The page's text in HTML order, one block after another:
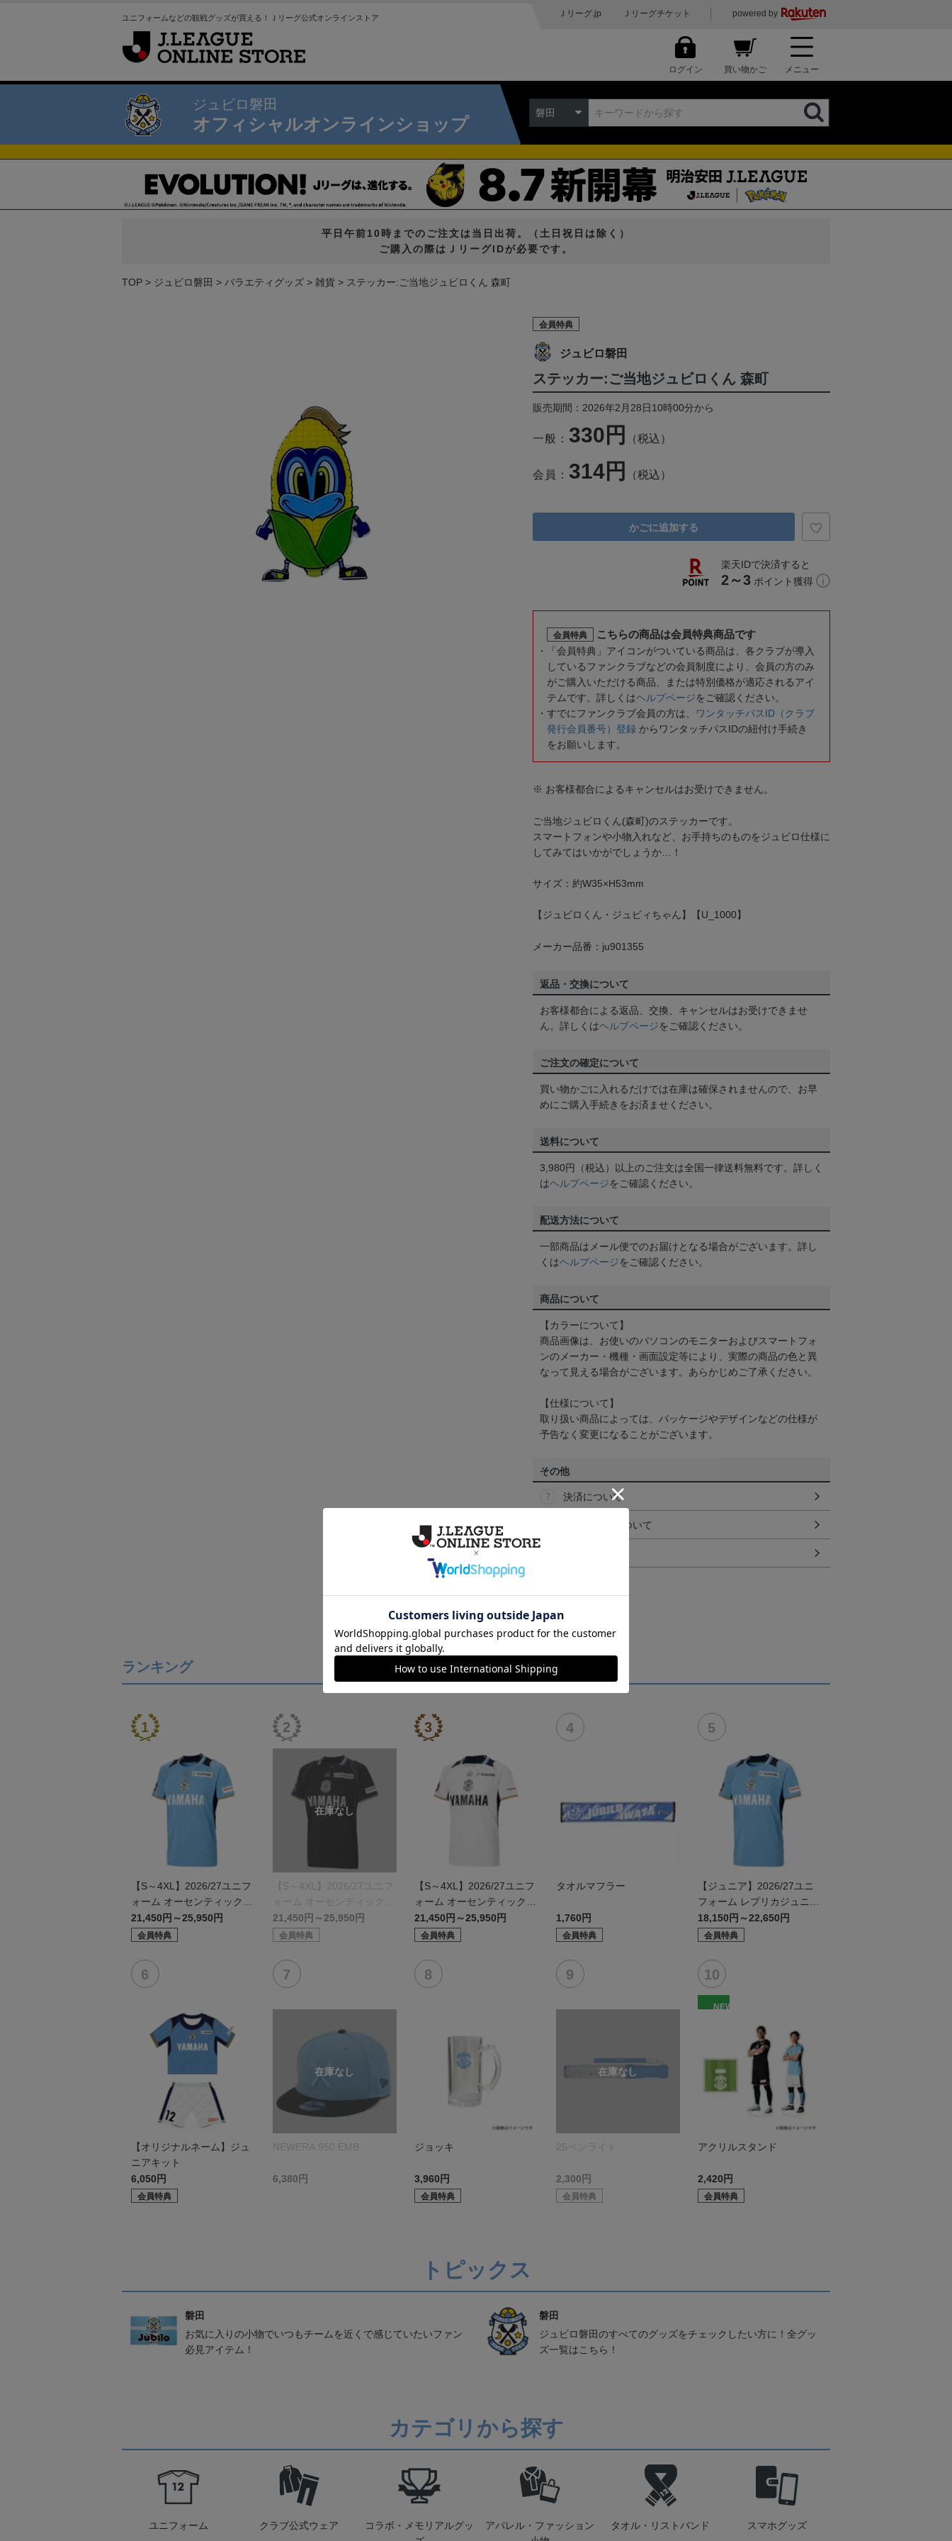
ユニフォームなどの観戦グッズが買える！Ｊリーグ公式オンラインストア Ｊリーグ.jp Ｊリーグチケット powered by
ログイン 買い物かご メニュー
ジュビロ磐田
オフィシャルオンラインショップ
磐田
平日午前10時までのご注文は当日出荷。（土日祝日は除く）
ご購入の際はＪリーグIDが必要です。
TOP ジュビロ磐田 バラエティグッズ 雑貨 ステッカー:ご当地ジュビロくん 森町
会員特典
ジュビロ磐田
ステッカー:ご当地ジュビロくん 森町
販売期間：2026年2月28日10時00分から
一般： 330円 （税込）
会員： 314円 （税込）
かごに追加する
楽天IDで決済すると
2～3 ポイント獲得
会員特典 こちらの商品は会員特典商品です
「会員特典」アイコンがついている商品は、各クラブが導入
しているファンクラブなどの会員制度により、会員の方のみ
がご購入いただける商品、または特別価格が適応されるアイ
テムです。詳しくはヘルプページをご確認ください。
すでにファンクラブ会員の方は、
ワンタッチパスID（クラブ
発行会員番号）登録 からワンタッチパスIDの紐付け手続き
をお願いします。
※ お客様都合によるキャンセルはお受けできません。
ご当地ジュビロくん(森町)のステッカーです。
スマートフォンや小物入れなど、お手持ちのものをジュビロ仕様に
してみてはいかがでしょうか…！
サイズ：約W35×H53mm
【ジュビロくん・ジュビィちゃん】【U_1000】
メーカー品番：ju901355
返品・交換について
お客様都合による返品、交換、キャンセルはお受けできませ
ん。詳しくはヘルプページをご確認ください。
ご注文の確定について
買い物かごに入れるだけでは在庫は確保されませんので、お早
めにご購入手続きをお済ませください。
送料について
3,980円（税込）以上のご注文は全国一律送料無料です。詳しく
はヘルプページをご確認ください。
配送方法について
一部商品はメール便でのお届けとなる場合がございます。詳し
くはヘルプページをご確認ください。
商品について
【カラーについて】
商品画像は、お使いのパソコンのモニターおよびスマートフォ
ンのメーカー・機種・画面設定等により、実際の商品の色と異
なって見える場合がございます。あらかじめご了承ください。
【仕様について】
取り扱い商品によっては、パッケージやデザインなどの仕様が
予告なく変更になることがございます。
その他
決済について
ギフト対応について
ランキング
【S～4XL】2026/27ユニフ
ォーム オーセンティックモ
デル:FP1st
21,450円～25,950円
会員特典
【S～4XL】2026/27ユニフ
ォーム オーセンティックモ
デル:GK
21,450円～25,950円
会員特典
【S～4XL】2026/27ユニフ
ォーム オーセンティックモ
デル:FP2nd
21,450円～25,950円
会員特典
タオルマフラー
1,760円
会員特典
【ジュニア】2026/27ユニ
フォーム レプリカジュニア
モデル:FP1st
18,150円～22,650円
会員特典
【オリジナルネーム】ジュ
ニアキット
6,050円
会員特典
NEWERA 950:EMB
6,380円
ジョッキ
3,960円
会員特典
25ペンライト
2,300円
会員特典
NEW
アクリルスタンド
2,420円
会員特典
トピックス
磐田
お気に入りの小物でいつもチームを近くで感じていたいファン
必見アイテム！
磐田
ジュビロ磐田のすべてのグッズをチェックしたい方に！全グッ
ズ一覧はこちら！
カテゴリから探す
ユニフォーム クラブ公式ウェア
コラボ・メモリアルグッ
アパレル・ファッション
タオル・リストバンド スマホグッズ